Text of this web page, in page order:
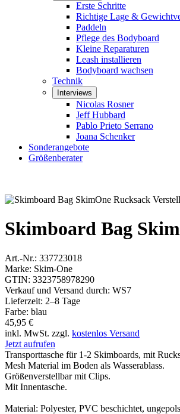
Erste Schritte
Richtige Lage &
Paddeln
Pflege des Bodyboard
Kleine Reparaturen
Leash installieren
Bodyboard wachsen
Technik
Interviews
Nicolas Rosner
Jeff Hubbard
Pablo Prieto Serrano
Joana Schenker
Sonderangebote
Größenberater
Skimboard Bag
Art.-Nr.: 337723018
Marke: Skim-One
GTIN: 3323758978290
Verkauf und Versand durch: WS7
Lieferzeit: 2–8 Tage
Farbe: blau
45,95 €
inkl. MwSt. zzgl. kostenlos Versand
Jetzt aufrufen
Transporttasche für 1-2 Skimboards, mit
Mesh Material im Boden als Wasserablass.
Größenverstellbar mit Clips.
Mit Innentasche.
Material: Polyester, PVC beschichtet,